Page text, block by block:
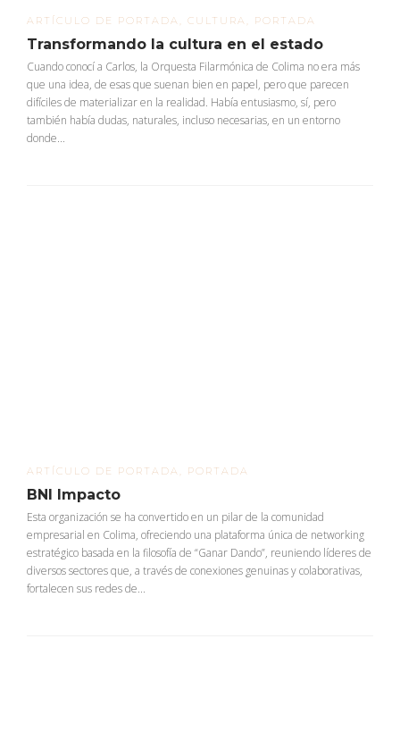
ARTÍCULO DE PORTADA CULTURA PORTADA
Transformando la cultura en el estado
Cuando conocí a Carlos, la Orquesta Filarmónica de Colima no era más
que una idea, de esas que suenan bien en papel, pero que parecen
difíciles de materializar en la realidad. Había entusiasmo, sí, pero
también había dudas, naturales, incluso necesarias, en un entorno
donde...
ARTÍCULO DE PORTADA PORTADA
BNI Impacto
Esta organización se ha convertido en un pilar de la comunidad
empresarial en Colima, ofreciendo una plataforma única de networking
estratégico basada en la filosofía de “Ganar Dando”, reuniendo líderes de
diversos sectores que, a través de conexiones genuinas y colaborativas,
fortalecen sus redes de...